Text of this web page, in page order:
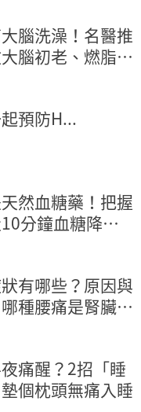
腦洗澡！名醫推
腦初老、燃脂又
預防H...
然血糖藥！把握
分鐘血糖降幅
有哪些？原因與
種腰痛是腎臟發
痛醒？2招「睡
個枕頭無痛入睡